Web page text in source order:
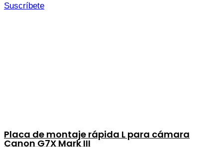
Suscríbete
Placa de montaje rápida L para cámara
Canon G7X Mark III